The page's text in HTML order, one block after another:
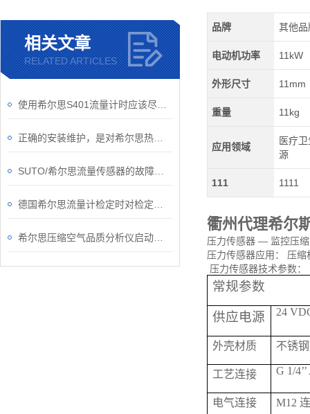
相关文章
RELATED ARTICLES
品牌 其他品
电动机功率 11kW
外形尺寸 11mm
重量 11kg
应用领域
医疗
源
111 1111
衢州代理希尔
压力传感器 — 监控压
压力传感器应用： 压
压力传感器技术参数：
常规参数
供应电源 24
外壳材质 不锈钢
工艺连接 G 1/
电气连接 M12